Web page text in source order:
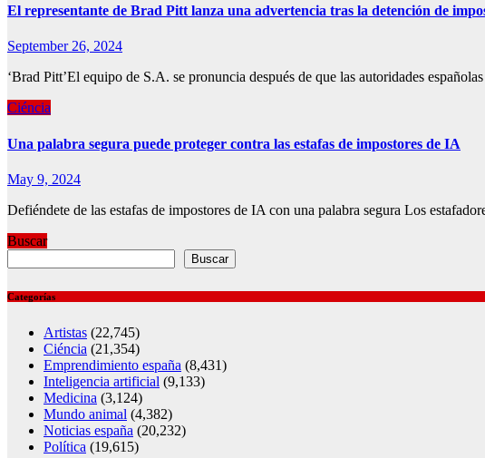
El representante de Brad Pitt lanza una advertencia tras la detención de
September 26, 2024
‘Brad Pitt’El equipo de S.A. se pronuncia después de que las autoridades
Ciéncia
Una palabra segura puede proteger contra las estafas de impostores de IA
May 9, 2024
Defiéndete de las estafas de impostores de IA con una palabra segura Los
Buscar
Buscar
Categorías
Artistas (22,745)
Ciéncia (21,354)
Emprendimiento españa (8,431)
Inteligencia artificial (9,133)
Medicina (3,124)
Mundo animal (4,382)
Noticias españa (20,232)
Política (19,615)